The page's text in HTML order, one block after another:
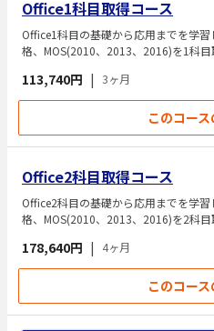
Oﬃce1科目取得コース
Oﬃce1科目の基礎から応用までを学
格、MOS(2010、2013、2016)を1科目
113,740円 | 3ヶ月
このコー
Oﬃce2科目取得コース
Oﬃce2科目の基礎から応用までを学
格、MOS(2010、2013、2016)を2科目
178,640円 | 4ヶ月
このコー